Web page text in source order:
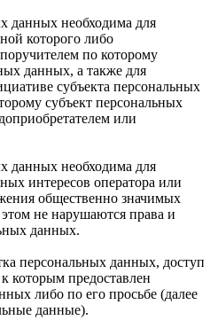
данных необходима для
которого либо
по которому
данных, а также для
субъекта персональных
субъект персональных
или
данных необходима для
интересов оператора или
общественно значимых
не нарушаются права и
данных.
персональных данных, доступ
которым предоставлен
либо по его просьбе (далее
данные).